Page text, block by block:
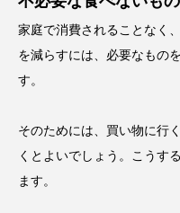
家庭で消費されることなく
を減らすには、必要なもの
す。
そのためには、買い物に行
くとよいでしょう。こうす
ます。